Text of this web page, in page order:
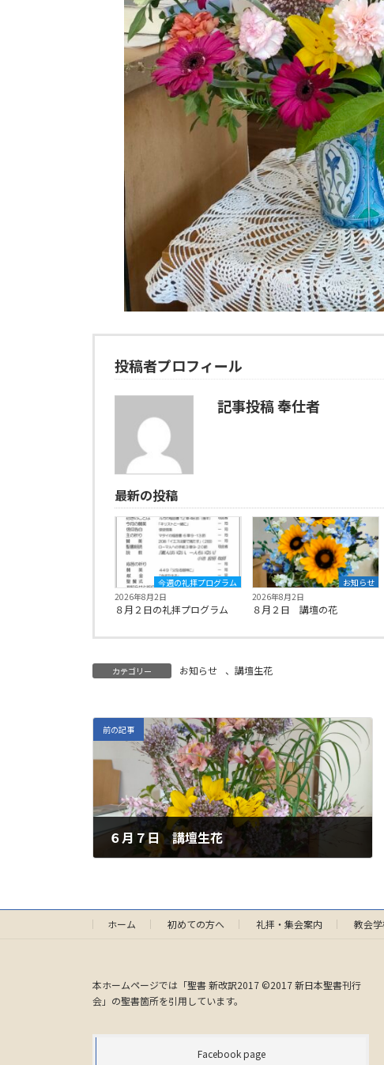
投稿者プロフィール
記事投稿 奉仕者
最新の投稿
今週の礼拝プログラム
2026年8月2日
８月２日の礼拝プログラム
お知らせ
2026年8月2日
８月２日 講壇の花
カテゴリー お知らせ 、 講壇生花
前の記事
６月７日 講壇生花
ホーム 初めての方へ 礼拝・集会案内 教会学
本ホームページでは「聖書 新改訳2017 ©2017 新日本聖書刊行
会」の聖書箇所を引用しています。
Facebook page